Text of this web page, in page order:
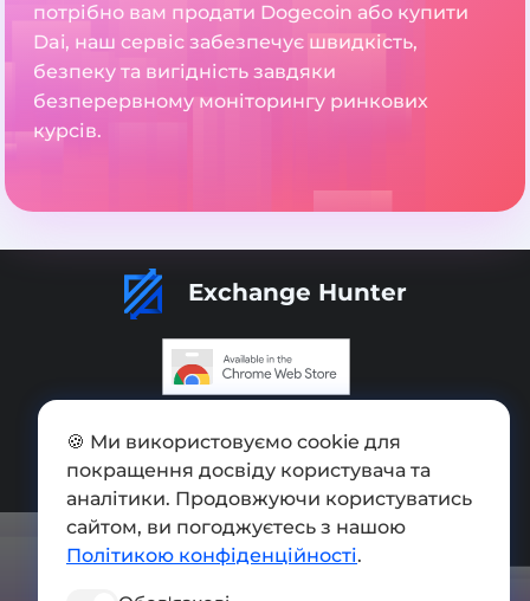
потрібно вам продати Dogecoin або купити
Dai, наш сервіс забезпечує швидкість,
безпеку та вигідність завдяки
безперервному моніторингу ринкових
курсів.
Exchange Hunter
Мапа сайту
Press kit
Умови використання
🍪 Ми використовуємо cookie для
покращення досвіду користувача та
аналітики. Продовжуючи користуватись
сайтом, ви погоджуєтесь з нашою
Політикою конфіденційності.